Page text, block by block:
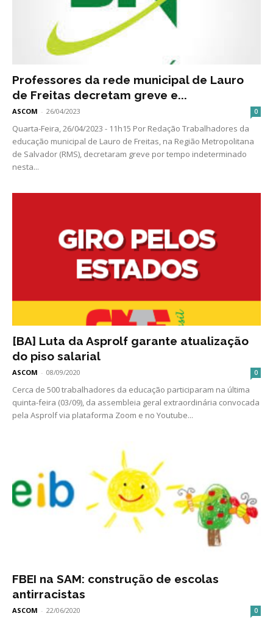
Professores da rede municipal de Lauro
de Freitas decretam greve e...
ASCOM - 26/04/2023 0
Quarta-Feira, 26/04/2023 - 11h15 Por Redação Trabalhadores da
educação municipal de Lauro de Freitas, na Região Metropolitana
de Salvador (RMS), decretaram greve por tempo indeterminado
nesta...
[BA] Luta da Asprolf garante atualização
do piso salarial
ASCOM - 08/09/2020 0
Cerca de 500 trabalhadores da educação participaram na última
quinta-feira (03/09), da assembleia geral extraordinária convocada
pela Asprolf via plataforma Zoom e no Youtube...
FBEI na SAM: construção de escolas
antirracistas
ASCOM - 22/06/2020 0